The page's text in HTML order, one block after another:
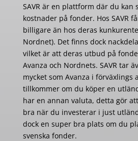
SAVR är en plattform där du kan
kostnader på fonder. Hos SAVR
billigare än hos deras
Nordnet). Det finns dock
vilket är att deras utbud på
Avanza och Nordnets. SAVR tar
mycket som Avanza i förväxlings
tillkommer om du köper en
har en annan valuta, detta gör
bra när du investerar i just
dock en super bra plats om du
svenska fonder.